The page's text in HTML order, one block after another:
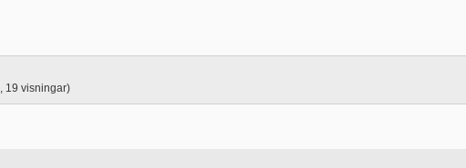
19 visningar)